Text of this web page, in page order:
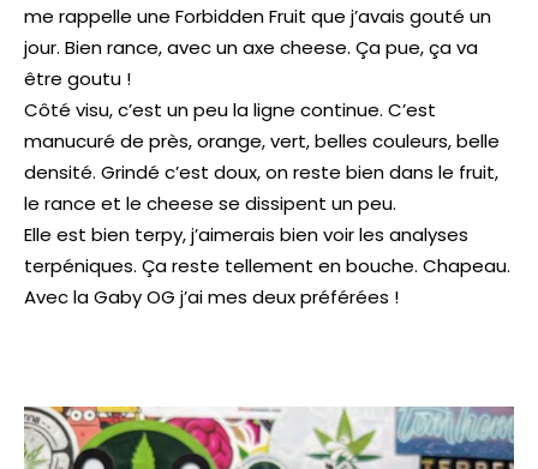
me rappelle une Forbidden Fruit que j’avais gouté un
jour. Bien rance, avec un axe cheese. Ça pue, ça va
être goutu !
Côté visu, c’est un peu la ligne continue. C’est
manucuré de près, orange, vert, belles couleurs, belle
densité. Grindé c’est doux, on reste bien dans le fruit,
le rance et le cheese se dissipent un peu.
Elle est bien terpy, j’aimerais bien voir les analyses
terpéniques. Ça reste tellement en bouche. Chapeau.
Avec la Gaby OG j’ai mes deux préférées !